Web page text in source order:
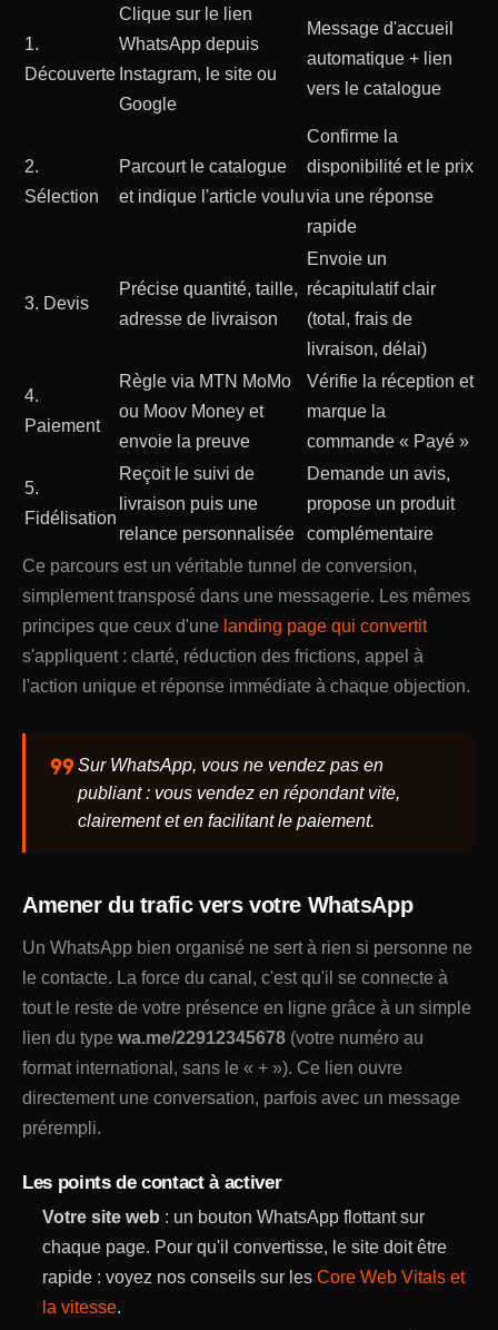
1.
Découverte
Clique sur le lien
WhatsApp depuis
Instagram, le site ou
Google
Message d'accueil
automatique + lien
vers le catalogue
2.
Sélection
Parcourt le catalogue
et indique l'article voulu
Confirme la
disponibilité et le prix
via une réponse
rapide
3. Devis
Précise quantité, taille,
adresse de livraison
Envoie un
récapitulatif clair
(total, frais de
livraison, délai)
4.
Paiement
Règle via MTN MoMo
ou Moov Money et
envoie la preuve
Vérifie la réception et
marque la
commande « Payé »
5.
Fidélisation
Reçoit le suivi de
livraison puis une
relance personnalisée
Demande un avis,
propose un produit
complémentaire
Ce parcours est un véritable tunnel de conversion,
simplement transposé dans une messagerie. Les mêmes
principes que ceux d'une landing page qui convertit
s'appliquent : clarté, réduction des frictions, appel à
l'action unique et réponse immédiate à chaque objection.
format_quoteSur WhatsApp, vous ne vendez pas en
publiant : vous vendez en répondant vite,
clairement et en facilitant le paiement.
Amener du trafic vers votre WhatsApp
Un WhatsApp bien organisé ne sert à rien si personne ne
le contacte. La force du canal, c'est qu'il se connecte à
tout le reste de votre présence en ligne grâce à un simple
lien du type wa.me/22912345678 (votre numéro au
format international, sans le « + »). Ce lien ouvre
directement une conversation, parfois avec un message
prérempli.
Les points de contact à activer
Votre site web : un bouton WhatsApp flottant sur
chaque page. Pour qu'il convertisse, le site doit être
rapide : voyez nos conseils sur les Core Web Vitals et
la vitesse.